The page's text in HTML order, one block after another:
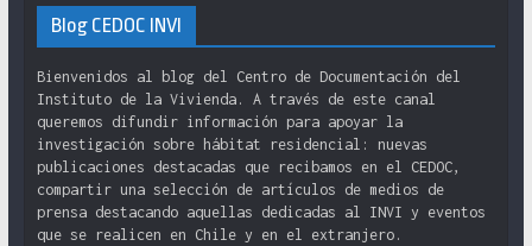
Blog CEDOC INVI
Bienvenidos al blog del Centro de Documentación del
Instituto de la Vivienda. A través de este canal
queremos difundir información para apoyar la
investigación sobre hábitat residencial: nuevas
publicaciones destacadas que recibamos en el CEDOC,
compartir una selección de artículos de medios de
prensa destacando aquellas dedicadas al INVI y eventos
que se realicen en Chile y en el extranjero.